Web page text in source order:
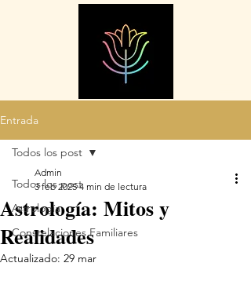
Entrada
Todos los post
Astrología
Constelaciones Familiares
Todos los post
Astrología: Mitos y
Realidades
Admin
3 feb 2025 4 min de lectura
Actualizado: 29 mar